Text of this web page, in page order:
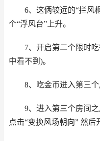
6、这俩较远的“拦风
个“浮风台”上升。
7、开启第二个限时
中看不到)。
8、吃金币进入第三个
9、进入第三个房间
点击“变换风场朝向” 然后